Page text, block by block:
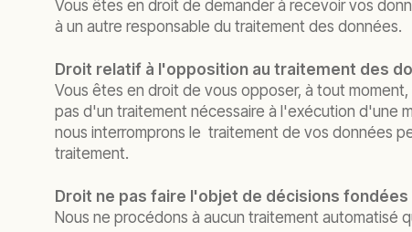
Vous êtes en droit de demander à recevoir vos
à un autre responsable du traitement des données.
Droit relatif à l'opposition au traitement des
Vous êtes en droit de vous opposer, à tout
pas d'un traitement nécessaire à l'exécution d'une
nous interromprons le traitement de vos données
traitement.
Droit ne pas faire l'objet de décisions
Nous ne procédons à aucun traitement automatisé